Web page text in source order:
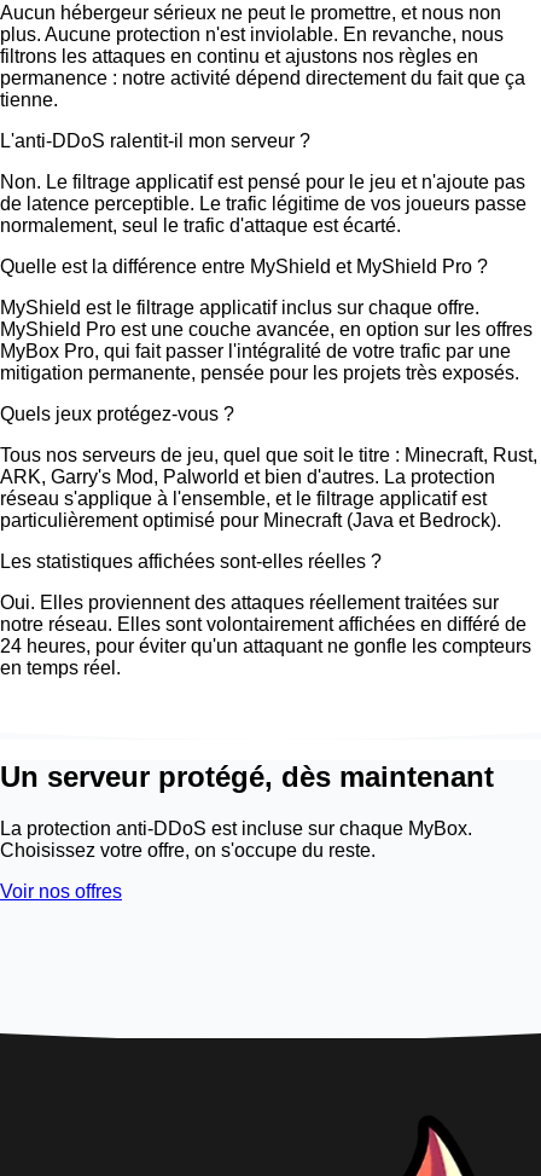
Aucun hébergeur sérieux ne peut le promettre, et nous non
plus. Aucune protection n'est inviolable. En revanche, nous
filtrons les attaques en continu et ajustons nos règles en
permanence : notre activité dépend directement du fait que ça
tienne.
L'anti-DDoS ralentit-il mon serveur ?
Non. Le filtrage applicatif est pensé pour le jeu et n'ajoute pas
de latence perceptible. Le trafic légitime de vos joueurs passe
normalement, seul le trafic d'attaque est écarté.
Quelle est la différence entre MyShield et MyShield Pro ?
MyShield est le filtrage applicatif inclus sur chaque offre.
MyShield Pro est une couche avancée, en option sur les offres
MyBox Pro, qui fait passer l'intégralité de votre trafic par une
mitigation permanente, pensée pour les projets très exposés.
Quels jeux protégez-vous ?
Tous nos serveurs de jeu, quel que soit le titre : Minecraft, Rust,
ARK, Garry's Mod, Palworld et bien d'autres. La protection
réseau s'applique à l'ensemble, et le filtrage applicatif est
particulièrement optimisé pour Minecraft (Java et Bedrock).
Les statistiques affichées sont-elles réelles ?
Oui. Elles proviennent des attaques réellement traitées sur
notre réseau. Elles sont volontairement affichées en différé de
24 heures, pour éviter qu'un attaquant ne gonfle les compteurs
en temps réel.
Un serveur protégé, dès maintenant
La protection anti-DDoS est incluse sur chaque MyBox.
Choisissez votre offre, on s'occupe du reste.
Voir nos offres